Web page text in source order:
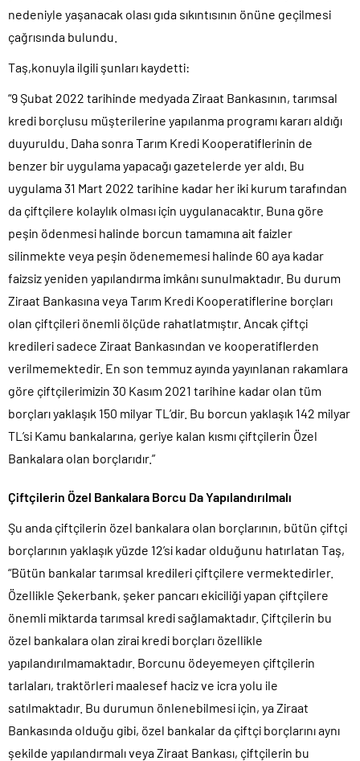
nedeniyle yaşanacak olası gıda sıkıntısının önüne geçilmesi
çağrısında bulundu.
Taş,konuyla ilgili şunları kaydetti:
“9 Şubat 2022 tarihinde medyada Ziraat Bankasının, tarımsal
kredi borçlusu müşterilerine yapılanma programı kararı aldığı
duyuruldu. Daha sonra Tarım Kredi Kooperatiflerinin de
benzer bir uygulama yapacağı gazetelerde yer aldı. Bu
uygulama 31 Mart 2022 tarihine kadar her iki kurum tarafından
da çiftçilere kolaylık olması için uygulanacaktır. Buna göre
peşin ödenmesi halinde borcun tamamına ait faizler
silinmekte veya peşin ödenememesi halinde 60 aya kadar
faizsiz yeniden yapılandırma imkânı sunulmaktadır. Bu durum
Ziraat Bankasına veya Tarım Kredi Kooperatiflerine borçları
olan çiftçileri önemli ölçüde rahatlatmıştır. Ancak çiftçi
kredileri sadece Ziraat Bankasından ve kooperatiflerden
verilmemektedir. En son temmuz ayında yayınlanan rakamlara
göre çiftçilerimizin 30 Kasım 2021 tarihine kadar olan tüm
borçları yaklaşık 150 milyar TL’dir. Bu borcun yaklaşık 142 milyar
TL’si Kamu bankalarına, geriye kalan kısmı çiftçilerin Özel
Bankalara olan borçlarıdır.”
Çiftçilerin Özel Bankalara Borcu Da Yapılandırılmalı
Şu anda çiftçilerin özel bankalara olan borçlarının, bütün çiftçi
borçlarının yaklaşık yüzde 12’si kadar olduğunu hatırlatan Taş,
“Bütün bankalar tarımsal kredileri çiftçilere vermektedirler.
Özellikle Şekerbank, şeker pancarı ekiciliği yapan çiftçilere
önemli miktarda tarımsal kredi sağlamaktadır. Çiftçilerin bu
özel bankalara olan zirai kredi borçları özellikle
yapılandırılmamaktadır. Borcunu ödeyemeyen çiftçilerin
tarlaları, traktörleri maalesef haciz ve icra yolu ile
satılmaktadır. Bu durumun önlenebilmesi için, ya Ziraat
Bankasında olduğu gibi, özel bankalar da çiftçi borçlarını aynı
şekilde yapılandırmalı veya Ziraat Bankası, çiftçilerin bu